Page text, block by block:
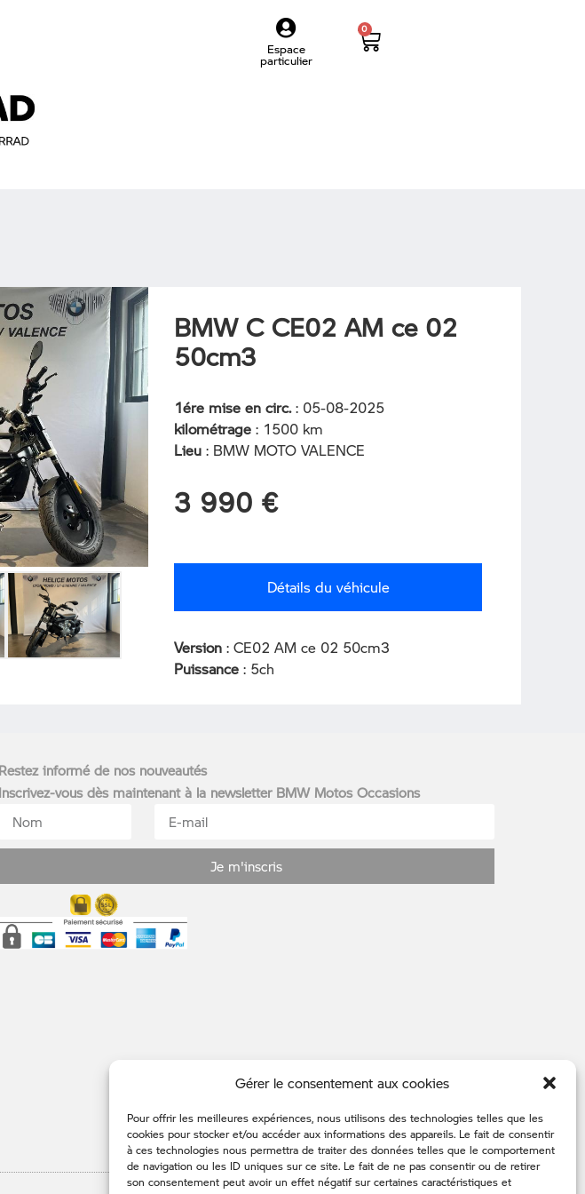
Gérer le consentement aux cookies
Pour offrir les meilleures expériences, nous utilisons des technologies telles que les
cookies pour stocker et/ou accéder aux informations des appareils. Le fait de consentir
à ces technologies nous permettra de traiter des données telles que le comportement
de navigation ou les ID uniques sur ce site. Le fait de ne pas consentir ou de retirer
son consentement peut avoir un effet négatif sur certaines caractéristiques et
Espace
particulier
0
BMW C CE02 AM ce 02
50cm3
1ére mise en circ.: 05-08-2025
kilométrage : 1500 km
Lieu: BMW MOTO VALENCE
3 990 €
Détails du véhicule
Version: CE02 AM ce 02 50cm3
Puissance: 5ch
Restez informé de nos nouveautés
Inscrivez-vous dès maintenant à la newsletter BMW Motos Occasions
Je m'inscris